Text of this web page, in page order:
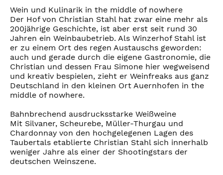
Wein und Kulinarik in the middle of nowhere
Der Hof von Christian Stahl hat zwar eine mehr als
200jährige Geschichte, ist aber erst seit rund 30
Jahren ein Weinbaubetrieb. Als Winzerhof Stahl ist
er zu einem Ort des regen Austauschs geworden:
auch und gerade durch die eigene Gastronomie, die
Christian und dessen Frau Simone hier wegweisend
und kreativ bespielen, zieht er Weinfreaks aus ganz
Deutschland in den kleinen Ort Auernhofen in the
middle of nowhere.
Bahnbrechend ausdrucksstarke Weißweine
Mit Silvaner, Scheurebe, Müller-Thurgau und
Chardonnay von den hochgelegenen Lagen des
Taubertals etablierte Christian Stahl sich innerhalb
weniger Jahre als einer der Shootingstars der
deutschen Weinszene.